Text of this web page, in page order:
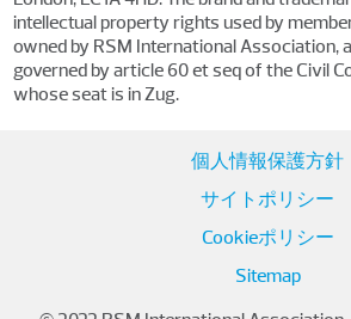
intellectual property rights used by
owned by RSM International Association,
governed by article 60 et seq of the Civil
whose seat is in Zug.
個人情報保護方針
サイトポリシー
Cookieポリシー
Sitemap